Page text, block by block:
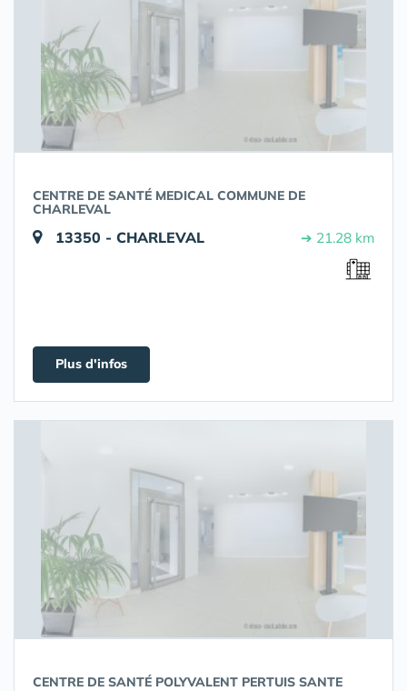
CENTRE DE SANTÉ MEDICAL COMMUNE DE
CHARLEVAL
13350 - CHARLEVAL ➔ 21.28 km
Plus d'infos
CENTRE DE SANTÉ POLYVALENT PERTUIS SANTE